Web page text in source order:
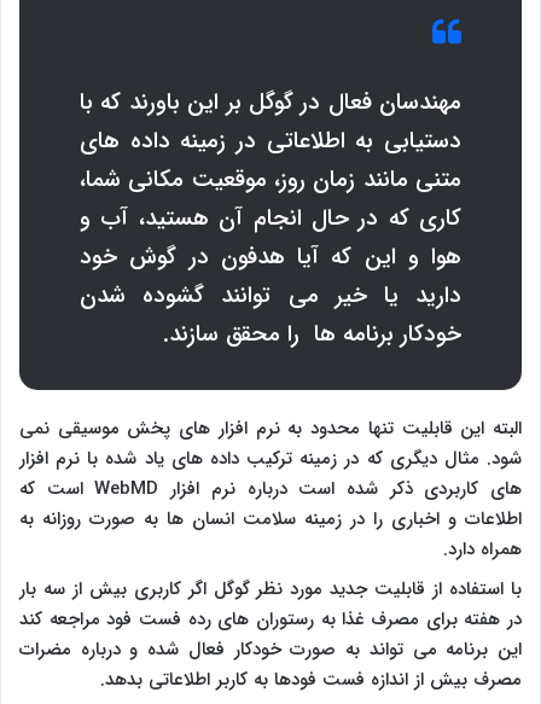
مهندسان فعال در گوگل بر این باورند که با
دستیابی به اطلاعاتی در زمینه داده های
متنی مانند زمان روز، موقعیت مکانی شما،
کاری که در حال انجام آن هستید، آب و
هوا و این که آیا هدفون در گوش خود
دارید یا خیر می توانند گشوده شدن
خودکار برنامه ها را محقق سازند.
البته این قابلیت تنها محدود به نرم افزار های پخش موسیقی نمی
شود. مثال دیگری که در زمینه ترکیب داده های یاد شده با نرم افزار
های کاربردی ذکر شده است درباره نرم افزار WebMDاست که
اطلاعات و اخباری را در زمینه سلامت انسان ها به صورت روزانه به
همراه دارد.
با استفاده از قابلیت جدید مورد نظر گوگل اگر کاربری بیش از سه بار
در هفته برای مصرف غذا به رستوران های رده فست فود مراجعه کند
این برنامه می تواند به صورت خودکار فعال شده و درباره مضرات
مصرف بیش از اندازه فست فودها به کاربر اطلاعاتی بدهد.